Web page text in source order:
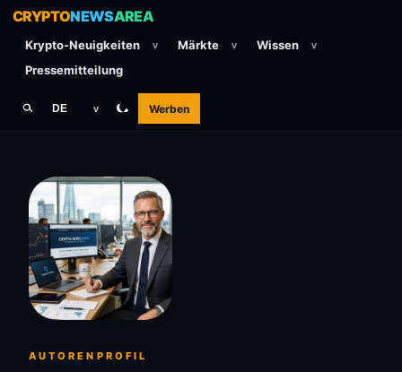
CRYPTONEWSAREA
Krypto-Neuigkeiten v Märkte v Wissen v
Pressemitteilung
DE v Werben
AUTORENPROFIL